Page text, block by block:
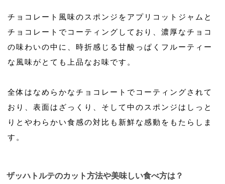
チョコレート風味のスポンジをアプリコットジャムと
チョコレートでコーティングしており、濃厚なチョコ
の味わいの中に、時折感じる甘酸っぱくフルーティー
な風味がとても上品なお味です。
全体はなめらかなチョコレートでコーティングされて
おり、表面はざっくり、そして中のスポンジはしっと
りとやわらかい食感の対比も新鮮な感動をもたらしま
す。
ザッハトルテのカット方法や美味しい食べ方は？